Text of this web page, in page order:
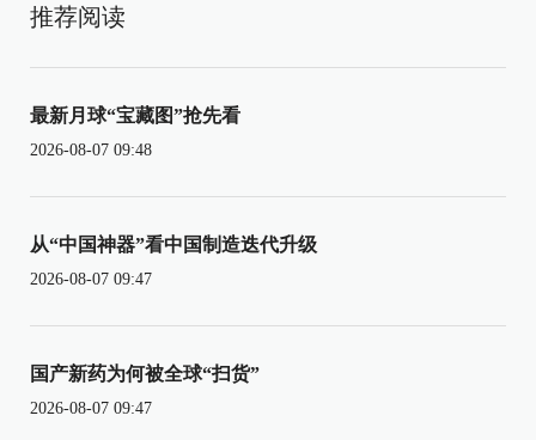
推荐阅读
最新月球“宝藏图”抢先看
2026-08-07 09:48
从“中国神器”看中国制造迭代升级
2026-08-07 09:47
国产新药为何被全球“扫货”
2026-08-07 09:47